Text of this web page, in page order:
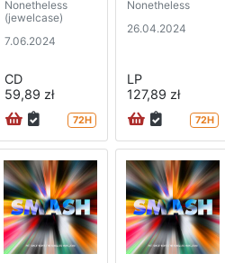
Nonetheless
(jewelcase)
7.06.2024
CD
59,89 zł
72H
Nonetheless
26.04.2024
LP
127,89 zł
72H